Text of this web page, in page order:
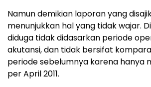
Namun demikian laporan yang
menunjukkan hal yang tidak wajar.
diduga tidak didasarkan periode
akutansi, dan tidak bersifat
periode sebelumnya karena hanya
per April 2011.